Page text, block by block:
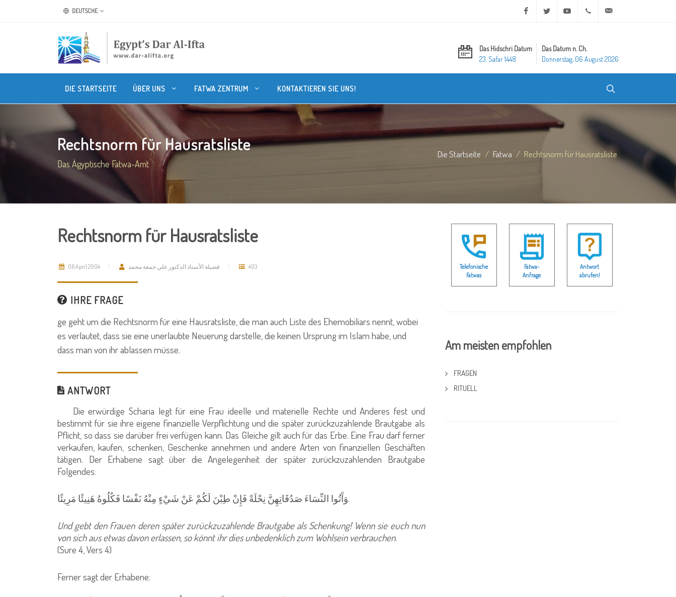
DEUTSCHE Facebook Twitter Youtube +20 2 25970400
Das Hidschri Datum
23. Safar 1448
Das Datum n. Ch.
Donnerstag, 06 August 2026
DIE STARTSEITE ÜBER UNS FATWA ZENTRUM KONTAKTIEREN SIE UNS!
Rechtsnorm für Hausratsliste
Das Ägyptische Fatwa-Amt
Die Startseite Fatwa Rechtsnorm für Hausratsliste
Rechtsnorm für Hausratsliste
06 April 2004 فضيلة الأستاذ الدكتور علي جمعة محمد 403
IHRE FRAGE
ge geht um die Rechtsnorm für eine Hausratsliste, die man auch Liste des Ehemobiliars nennt, wobei
es verlautet, dass sie eine unerlaubte Neuerung darstelle, die keinen Ursprung im Islam habe, und
dass man von ihr ablassen müsse.
ANTWORT
Die erwürdige Scharia legt für eine Frau ideelle und materielle Rechte und Anderes fest und
bestimmt für sie ihre eigene finanzielle Verpflichtung und die später zurückzuzahlende Brautgabe als
Pflicht, so dass sie darüber frei verfügen kann. Das Gleiche gilt auch für das Erbe. Eine Frau darf ferner
verkaufen, kaufen, schenken, Geschenke annehmen und andere Arten von finanziellen Geschäften
tätigen. Der Erhabene sagt über die Angelegenheit der später zurückzuzahlenden Brautgabe
Folgendes:
وَآَتُوا النِّسَاءَ صَدُقَاتِهِنَّ نِحْلَةً فَإِنْ طِبْنَ لَكُمْ عَنْ شَيْءٍ مِنْهُ نَفْسًا فَكُلُوهُ هَنِيئًا مَرِيئًا.
Und gebt den Frauen deren später zurückzuzahlende Brautgabe als Schenkung! Wenn sie euch nun
von sich aus etwas davon erlassen, so könnt ihr dies unbedenklich zum Wohlsein verbrauchen.
(Sure 4, Vers 4)
Ferner sagt der Erhabene:
Telefonische
Fatwas
Fatwa-
Anfrage
Antwort
abrufen!
Am meisten empfohlen
FRAGEN
RITUELL